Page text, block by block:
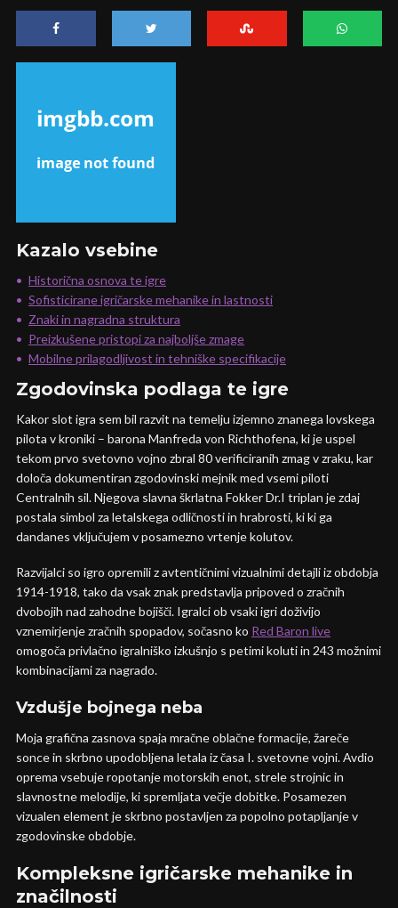
Kazalo vsebine
Historična osnova te igre
Sofisticirane igričarske mehanike in lastnosti
Znaki in nagradna struktura
Preizkušene pristopi za najboljše zmage
Mobilne prilagodljivost in tehniške specifikacije
Zgodovinska podlaga te igre
Kakor slot igra sem bil razvit na temelju izjemno znanega lovskega
pilota v kroniki – barona Manfreda von Richthofena, ki je uspel
tekom prvo svetovno vojno zbral 80 verificiranih zmag v zraku, kar
določa dokumentiran zgodovinski mejnik med vsemi piloti
Centralnih sil. Njegova slavna škrlatna Fokker Dr.I triplan je zdaj
postala simbol za letalskega odličnosti in hrabrosti, ki ki ga
dandanes vključujem v posamezno vrtenje kolutov.
Razvijalci so igro opremili z avtentičnimi vizualnimi detajli iz obdobja
1914-1918, tako da vsak znak predstavlja pripoved o zračnih
dvobojih nad zahodne bojišči. Igralci ob vsaki igri doživijo
vznemirjenje zračnih spopadov, sočasno ko Red Baron live
omogoča privlačno igralniško izkušnjo s petimi koluti in 243 možnimi
kombinacijami za nagrado.
Vzdušje bojnega neba
Moja grafična zasnova spaja mračne oblačne formacije, žareče
sonce in skrbno upodobljena letala iz časa I. svetovne vojni. Avdio
oprema vsebuje ropotanje motorskih enot, strele strojnic in
slavnostne melodije, ki spremljata večje dobitke. Posamezen
vizualen element je skrbno postavljen za popolno potapljanje v
zgodovinske obdobje.
Kompleksne igričarske mehanike in
značilnosti